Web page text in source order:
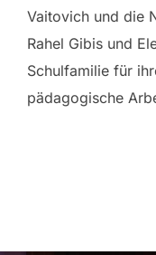
Vaitovich und die
Rahel Gibis und
Schulfamilie für
pädagogische